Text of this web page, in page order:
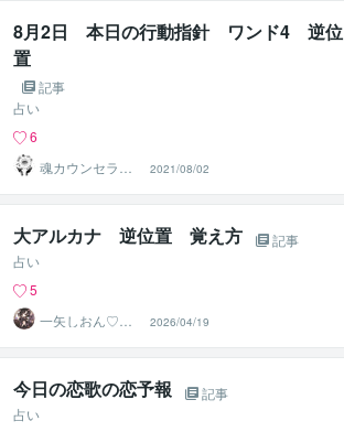
8月2日 本日の行動指針 ワンド4 逆位
置
記事
占い
6
魂カウンセラー
✨ あきほ（aki
ho）
2021/08/02
大アルカナ 逆位置 覚え方
記事
占い
5
一矢しおん♡恋
愛占い
2026/04/19
今日の恋歌の恋予報
記事
占い